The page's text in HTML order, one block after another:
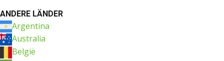
ANDERE LÄNDER
Argentina
Australia
België